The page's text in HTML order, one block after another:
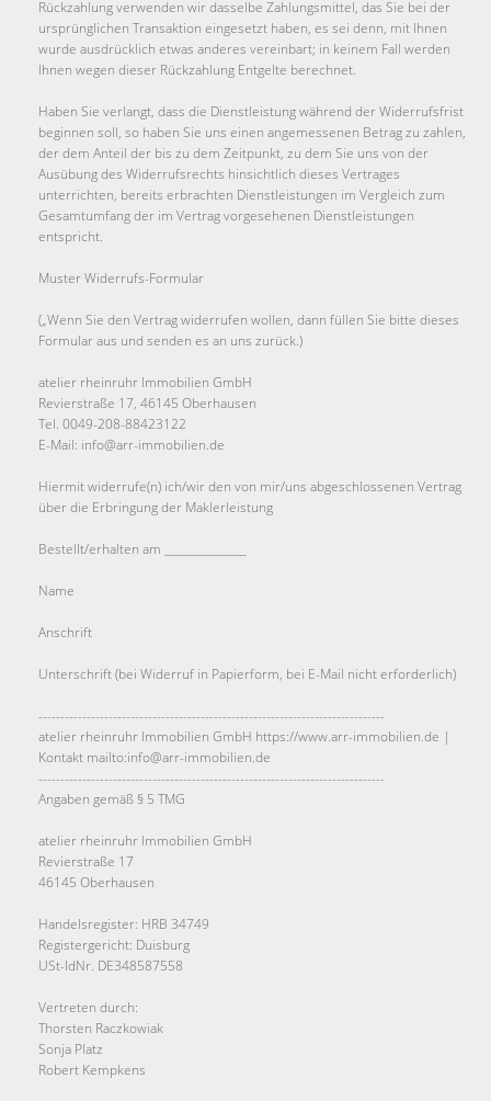
Rückzahlung verwenden wir dasselbe Zahlungsmittel, das Sie bei der
ursprünglichen Transaktion eingesetzt haben, es sei denn, mit Ihnen
wurde ausdrücklich etwas anderes vereinbart; in keinem Fall werden
Ihnen wegen dieser Rückzahlung Entgelte berechnet.
Haben Sie verlangt, dass die Dienstleistung während der Widerrufsfrist
beginnen soll, so haben Sie uns einen angemessenen Betrag zu zahlen,
der dem Anteil der bis zu dem Zeitpunkt, zu dem Sie uns von der
Ausübung des Widerrufsrechts hinsichtlich dieses Vertrages
unterrichten, bereits erbrachten Dienstleistungen im Vergleich zum
Gesamtumfang der im Vertrag vorgesehenen Dienstleistungen
entspricht.
Muster Widerrufs-Formular
(„Wenn Sie den Vertrag widerrufen wollen, dann füllen Sie bitte dieses
Formular aus und senden es an uns zurück.)
atelier rheinruhr Immobilien GmbH
Revierstraße 17, 46145 Oberhausen
Tel. 0049-208-88423122
E-Mail: info@arr-immobilien.de
Hiermit widerrufe(n) ich/wir den von mir/uns abgeschlossenen Vertrag
über die Erbringung der Maklerleistung
Bestellt/erhalten am _______________
Name
Anschrift
Unterschrift (bei Widerruf in Papierform, bei E-Mail nicht erforderlich)
-------------------------------------------------------------------------------
atelier rheinruhr Immobilien GmbH https://www.arr-immobilien.de |
Kontakt mailto:info@arr-immobilien.de
-------------------------------------------------------------------------------
Angaben gemäß § 5 TMG
atelier rheinruhr Immobilien GmbH
Revierstraße 17
46145 Oberhausen
Handelsregister: HRB 34749
Registergericht: Duisburg
USt-IdNr. DE348587558
Vertreten durch:
Thorsten Raczkowiak
Sonja Platz
Robert Kempkens